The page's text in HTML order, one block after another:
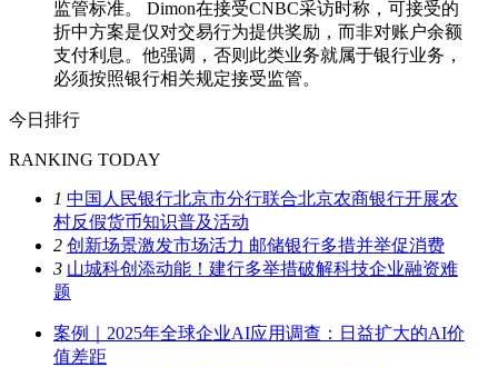
监管标准。 Dimon在接受CNBC采访时称，可接受的
折中方案是仅对交易行为提供奖励，而非对账户余额
支付利息。他强调，否则此类业务就属于银行业务，
必须按照银行相关规定接受监管。
今日排行
RANKING TODAY
1 中国人民银行北京市分行联合北京农商银行开展农
村反假货币知识普及活动
2 创新场景激发市场活力 邮储银行多措并举促消费
3 山城科创添动能！建行多举措破解科技企业融资难
题
案例｜2025年全球企业AI应用调查：日益扩大的AI价
值差距